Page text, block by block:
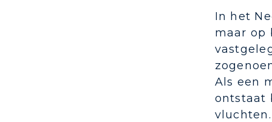
In het
maar op
Als een
ontstaat
vluchten.